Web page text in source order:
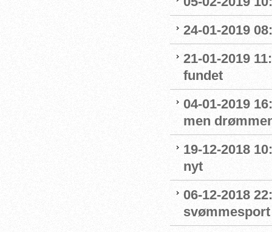
24-01-2019
21-01-2019
fundet
04-01-2019
men
19-12-2018
nyt
06-12-2018
svømmesport